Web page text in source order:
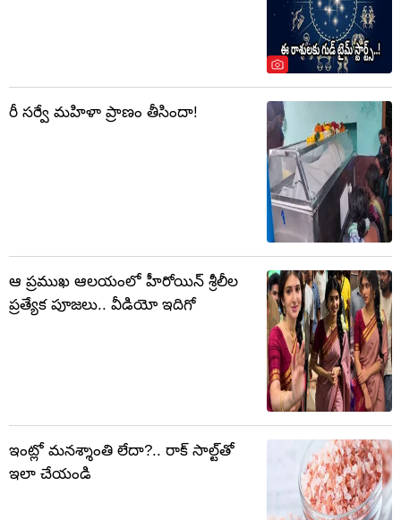
రీ సర్వే మహిళా ప్రాణం తీసిందా!
ఆ ప్రముఖ ఆలయంలో హీరోయిన్ శ్రీలీల
ప్రత్యేక పూజలు.. వీడియో ఇదిగో
ఇంట్లో మనశ్శాంతి లేదా?.. రాక్ సాల్ట్‌తో
ఇలా చేయండి